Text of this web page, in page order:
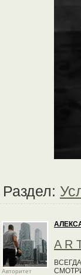
Раздел:
Авторитет
A R